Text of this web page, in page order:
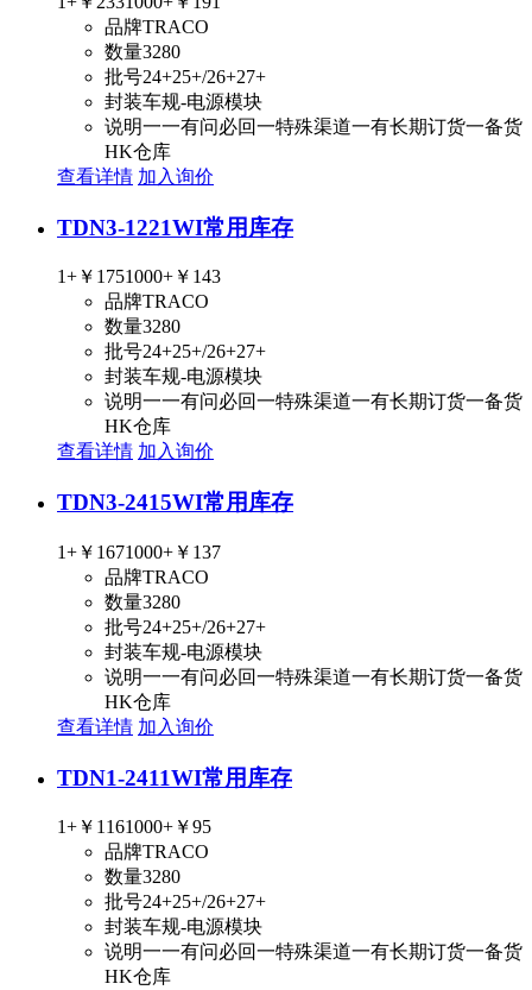
品牌TRACO
数量3280
批号24+25+/26+27+
封装车规-电源模块
说明一一有问必回一特殊渠道一有长期订货一备货
HK仓库
查看详情 加入询价
TDN3-1221WI常用库存
1+ ￥1751000+ ￥143
品牌TRACO
数量3280
批号24+25+/26+27+
封装车规-电源模块
说明一一有问必回一特殊渠道一有长期订货一备货
HK仓库
查看详情 加入询价
TDN3-2415WI常用库存
1+ ￥1671000+ ￥137
品牌TRACO
数量3280
批号24+25+/26+27+
封装车规-电源模块
说明一一有问必回一特殊渠道一有长期订货一备货
HK仓库
查看详情 加入询价
TDN1-2411WI常用库存
1+ ￥1161000+ ￥95
品牌TRACO
数量3280
批号24+25+/26+27+
封装车规-电源模块
说明一一有问必回一特殊渠道一有长期订货一备货
HK仓库